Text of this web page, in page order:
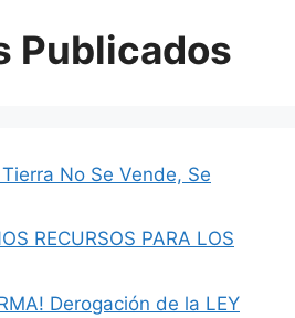
Publicados
No Se Vende, Se
RECURSOS PARA LOS
Derogación de la LEY